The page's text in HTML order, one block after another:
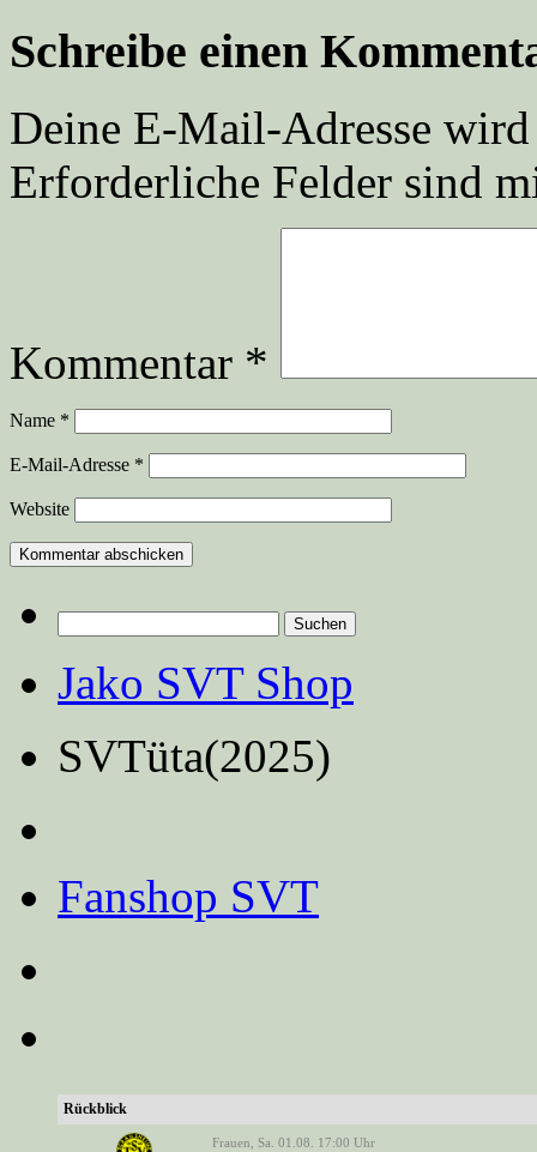
Schreibe einen
Deine E-Mail-Adresse
Erforderliche Felder sind
Kommentar *
Name *
E-Mail-Adresse *
Website
nach:
Jako SVT Shop
SVTüta(2025)
Fanshop SVT